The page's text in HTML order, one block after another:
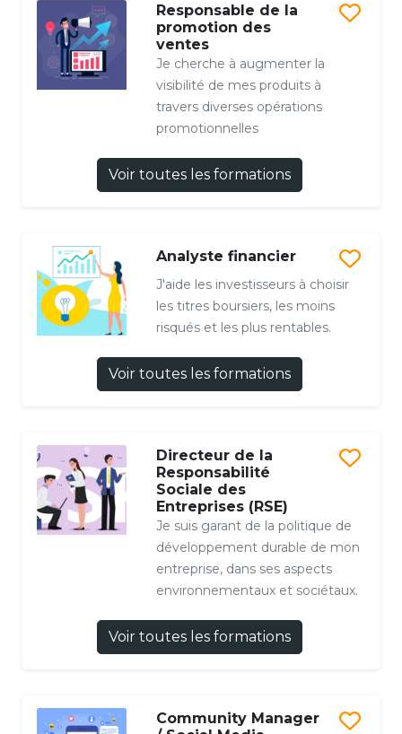
Responsable de la
promotion des
ventes
Je cherche à augmenter la
visibilité de mes produits à
travers diverses opérations
promotionnelles
Voir toutes les formations
Analyste financier
J'aide les investisseurs à choisir
les titres boursiers, les moins
risqués et les plus rentables.
Voir toutes les formations
Directeur de la
Responsabilité
Sociale des
Entreprises (RSE)
Je suis garant de la politique de
développement durable de mon
entreprise, dans ses aspects
environnementaux et sociétaux.
Voir toutes les formations
Community Manager